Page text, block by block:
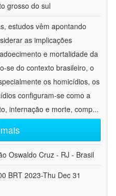
grosso do sul
estudos vêm apontando
as implicações
e mortalidade da
se do contexto brasileiro, o
os homicídios, os
configuram-se como a
internação e morte, comp...
Oswaldo Cruz - RJ - Brasil
BRT 2023-Thu Dec 31